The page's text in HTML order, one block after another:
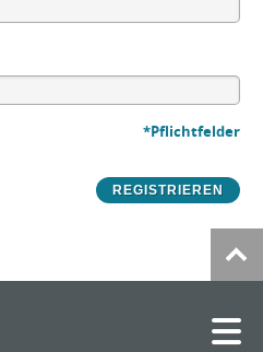
*Pflichtfelder